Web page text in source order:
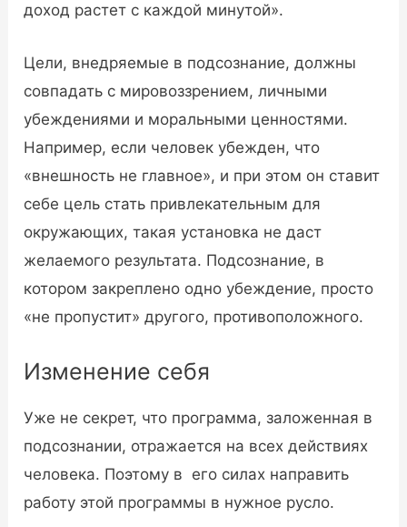
доход растет с каждой минутой».
Цели, внедряемые в подсознание, должны
совпадать с мировоззрением, личными
убеждениями и моральными ценностями.
Например, если человек убежден, что
«внешность не главное», и при этом он ставит
себе цель стать привлекательным для
окружающих, такая установка не даст
желаемого результата. Подсознание, в
котором закреплено одно убеждение, просто
«не пропустит» другого, противоположного.
Изменение себя
Уже не секрет, что программа, заложенная в
подсознании, отражается на всех действиях
человека. Поэтому в его силах направить
работу этой программы в нужное русло.